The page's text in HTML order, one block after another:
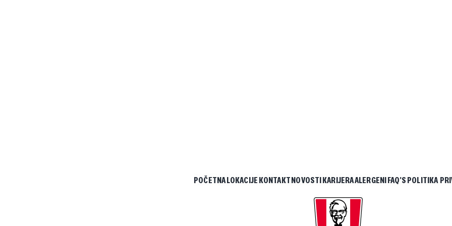
POČETNA LOKACIJE KONTAKT NOVOSTI KARIJERAALERGENI FAQ’S POLITIKA